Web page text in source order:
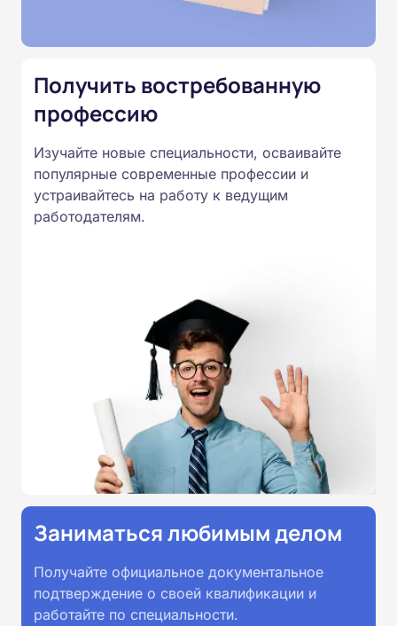
Подготовка ведется по всем
России от 14.07.2023 N 534 в
соответствии с Федеральными
образовательными стандартами
профессионального образования.
Удостоверения и дипломы о
Получить востребованную
профессию
Изучайте новые специальности, осваивайте
популярные современные профессии и
устраивайтесь на работу к ведущим
работодателям.
Заниматься любимым делом
Получайте официальное документальное
подтверждение о своей квалификации и
работайте по специальности.